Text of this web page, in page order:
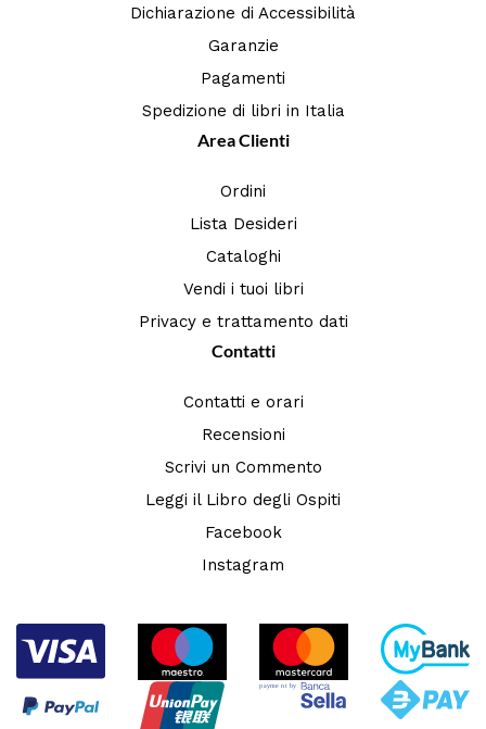
Dichiarazione di Accessibilità
Garanzie
Pagamenti
Spedizione di libri in Italia
Area Clienti
Ordini
Lista Desideri
Cataloghi
Vendi i tuoi libri
Privacy e trattamento dati
Contatti
Contatti e orari
Recensioni
Scrivi un Commento
Leggi il Libro degli Ospiti
Facebook
Instagram